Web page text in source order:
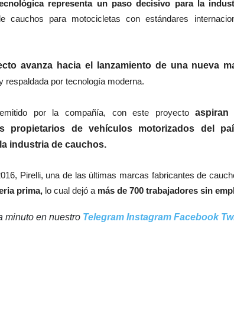
representa un paso decisivo para la
cauchos para motocicletas con estándares
avanza hacia el lanzamiento de una nueva
respaldada por tecnología moderna.
por la compañía, con este proyectoaspiran
propietarios de vehículos motorizados del
industria de cauchos.
Pirelli, una de las últimas marcas fabricantes de
prima, lo cual dejó a más de 700 trabajadores sin
minuto en nuestro Telegram Instagram Facebook